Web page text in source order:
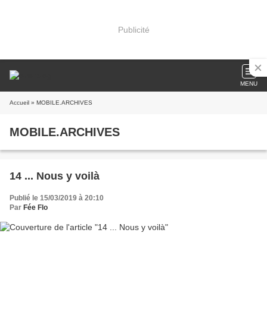
Publicité
MENU
Accueil » MOBILE.ARCHIVES
MOBILE.ARCHIVES
14 ... Nous y voilà
Publié le 15/03/2019 à 20:10
Par Fée Flo